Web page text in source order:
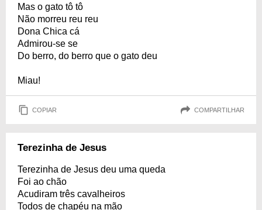
Mas o gato tô tô
Não morreu reu reu
Dona Chica cá
Admirou-se se
Do berro, do berro que o gato deu
Miau!
COPIAR COMPARTILHAR
Terezinha de Jesus
Terezinha de Jesus deu uma queda
Foi ao chão
Acudiram três cavalheiros
Todos de chapéu na mão